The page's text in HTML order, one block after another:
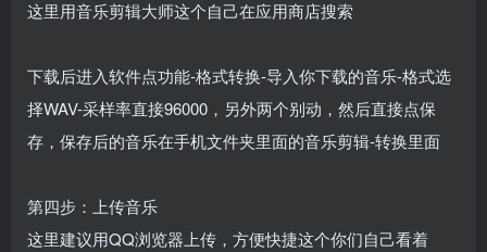
这里用音乐剪辑大师这个自己在应用商店搜索
下载后进入软件点功能-格式转换-导入你下载的音乐-格式选
择WAV-采样率直接96000，另外两个别动，然后直接点保
存，保存后的音乐在手机文件夹里面的音乐剪辑-转换里面
第四步：上传音乐
这里建议用QQ浏览器上传，方便快捷这个你们自己看着